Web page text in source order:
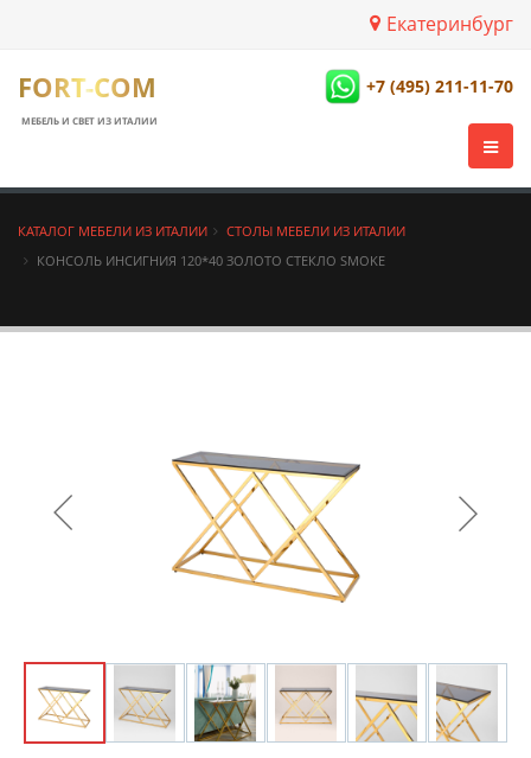
Екатеринбург
FORT-COM
МЕБЕЛЬ И СВЕТ ИЗ ИТАЛИИ
+7 (495) 211-11-70
КАТАЛОГ МЕБЕЛИ ИЗ ИТАЛИИ
СТОЛЫ МЕБЕЛИ ИЗ ИТАЛИИ
КОНСОЛЬ ИНСИГНИЯ 120*40 ЗОЛОТО СТЕКЛО SMOKE